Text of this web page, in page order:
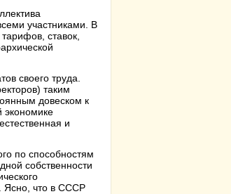
участниками. В
ставок,
своего труда.
таким
довеском к
экономике
и
по способностям
собственности
Ясно, что в СССР